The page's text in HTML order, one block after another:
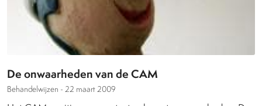
De onwaarheden van de CAM
Behandelwijzen - 22 maart 2009